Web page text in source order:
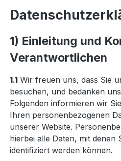
1) Einleitung und
Verantwortlichen
1.1 Wir freuen uns, dass Sie
besuchen, und bedanken
Folgenden informieren wir
Ihren personenbezogenen
unserer Website.
hierbei alle Daten, mit denen
identifiziert werden können.